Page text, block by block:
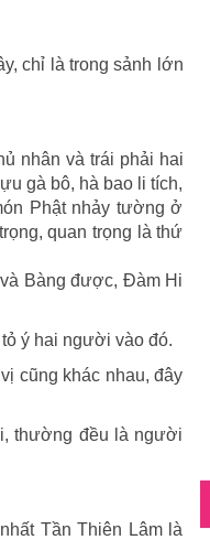
chỉ là trong sảnh lớn
nhân và trái phải hai
gà bô, hà bao li tích,
Phật nhảy tường ở
quan trọng là thứ
Bàng được, Đàm Hi
ý hai người vào đó.
cũng khác nhau, đây
thường đều là người
Tần Thiên Lâm là